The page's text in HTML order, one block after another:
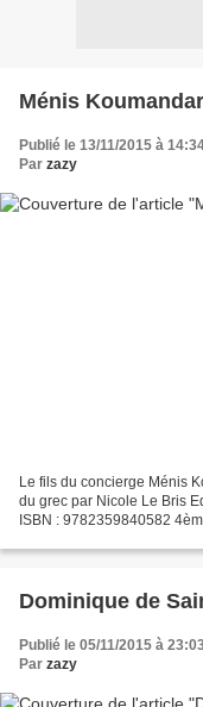
Ménis
Publié le 13/11/2015 à
Par zazy
Le fils du concierge Ménis
du grec par Nicole Le Bris
ISBN : 9782359840582
Dominique de
Publié le 05/11/2015 à
Par zazy